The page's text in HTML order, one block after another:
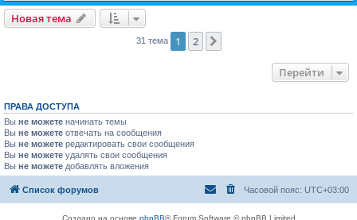
Новая тема
31 тема 1 2
Перейти
ПРАВА ДОСТУПА
Вы не можете начинать темы
Вы не можете отвечать на сообщения
Вы не можете редактировать свои сообщения
Вы не можете удалять свои сообщения
Вы не можете добавлять вложения
Список форумов Часовой пояс: UTC+03:00
Создано на основе phpBB® Forum Software © phpBB Limited